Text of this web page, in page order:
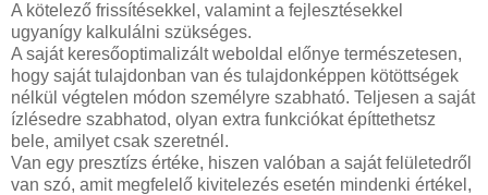
A kötelező frissítésekkel, valamint a fejlesztésekkel
ugyanígy kalkulálni szükséges.
A saját keresőoptimalizált weboldal előnye természetesen,
hogy saját tulajdonban van és tulajdonképpen kötöttségek
nélkül végtelen módon személyre szabható. Teljesen a saját
ízlésedre szabhatod, olyan extra funkciókat építtethetsz
bele, amilyet csak szeretnél.
Van egy presztízs értéke, hiszen valóban a saját felületedről
van szó, amit megfelelő kivitelezés esetén mindenki értékel,